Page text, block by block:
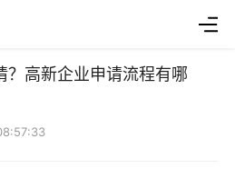
？高新企业申请流程有哪